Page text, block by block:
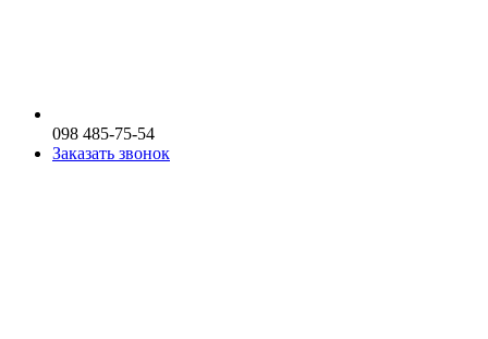
098 485-75-54
Заказать звонок